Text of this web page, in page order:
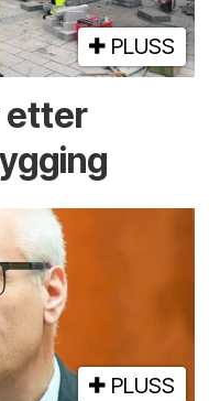
PLUSS
etter
PLUSS